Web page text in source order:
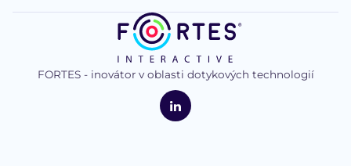
logo
Interactive
FORTES - inovátor v oblasti dotykových technologií
LinkedIn